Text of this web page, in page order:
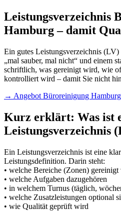
Leistungsverzeichnis
Hamburg – damit
Ein gutes Leistungsverzeichnis
„mal sauber, mal nicht“ und einem
schriftlich, was gereinigt wird, wie
kontrolliert wird – damit Sie nicht
→ Angebot Büroreinigung
Kurz erklärt: Was ist
Leistungsverzeichnis
Ein Leistungsverzeichnis ist eine
Leistungsdefinition. Darin steht:
• welche Bereiche (Zonen) gereinigt
• welche Aufgaben dazugehören
• in welchem Turnus (täglich,
• welche Zusatzleistungen optional
• wie Qualität geprüft wird